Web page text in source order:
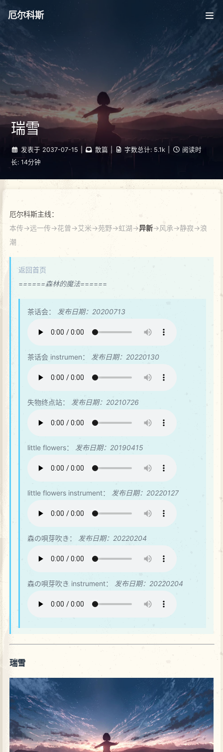
厄尔科斯
瑞雪
发表于 2037-07-15 散篇 字数总计: 5.1k
阅读时
长: 14分钟
厄尔科斯主线：
本传->远一传->花曾->艾米->苑野->虹湖->异新->风承->静寂->浪
潮
返回首页
======森林的魔法======
茶话会： 发布日期：20200713
茶话会 instrumen： 发布日期：20220130
失物终点站： 发布日期：20210726
little flowers： 发布日期：20190415
little flowers instrument： 发布日期：20220127
森の唄芽吹き： 发布日期：20220204
森の唄芽吹き instrument： 发布日期：20220204
瑞雪